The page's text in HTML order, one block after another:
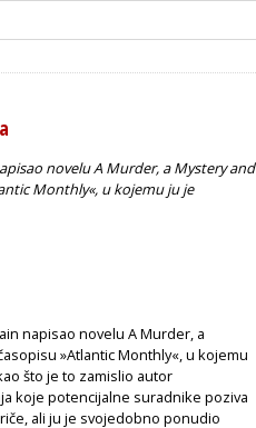
novelu A Murder, a Mystery and
Monthly«, u kojemu ju je
napisao novelu A Murder, a
»Atlantic Monthly«, u kojemu
što je to zamislio autor
koje potencijalne suradnike poziva
ali ju je svojedobno ponudio